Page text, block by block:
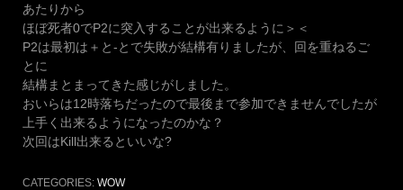
あたりから
ほぼ死者0でP2に突入することが出来るように＞＜
P2は最初は＋と-とで失敗が結構有りましたが、回を重ねるご
とに
結構まとまってきた感じがしました。
おいらは12時落ちだったので最後まで参加できませんでしたが
上手く出来るようになったのかな？
次回はKill出来るといいな?
CATEGORIES: WOW